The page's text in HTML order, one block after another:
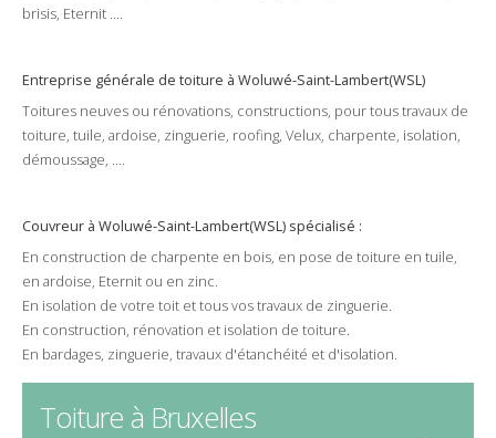
brisis, Eternit ....
Entreprise générale de toiture à Woluwé-Saint-Lambert(WSL)
Toitures neuves ou rénovations, constructions, pour toustravaux de
toiture, tuile, ardoise, zinguerie, roofing, Velux, charpente, isolation,
démoussage, ....
Couvreur à Woluwé-Saint-Lambert(WSL) spécialisé :
En construction de charpente en bois, en pose de toiture en tuile,
en ardoise, Eternit ou en zinc.
En isolation de votre toit et tous vos travaux de zinguerie.
En construction, rénovation et isolation de toiture.
En bardages, zinguerie, travaux d'étanchéité et d'isolation.
Toiture à Bruxelles